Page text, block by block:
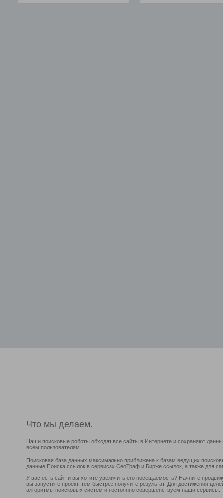
Что мы делаем.
Наши поисковые роботы обходят все сайты в Интернете и сохраняют
всем пользователям.
Поисковая база данных максимально приближена к базам ведущих
данные Поиска ссылок в сервисах СеоТраф и Бирже ссылок, а также для
У вас есть сайт и вы хотите увеличить его посещаемость? Начните
вы запустите проект, тем быстрее получите результат. Для достижения
алгоритмы поисковых систем и постоянно совершенствуем наши сервисы.